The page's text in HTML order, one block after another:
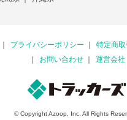
プライバシーポリシー
特定商
お問い合わせ
運営会社
© Copyright Azoop, Inc. All Rights